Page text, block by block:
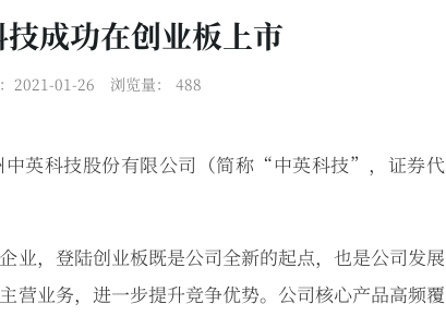
成功在创业板上市
2021-01-26 浏览量： 488
中英科技股份有限公司（简称“中英科技”，证券代
业，登陆创业板既是公司全新的起点，也是公司发展
营业务，进一步提升竞争优势。公司核心产品高频覆